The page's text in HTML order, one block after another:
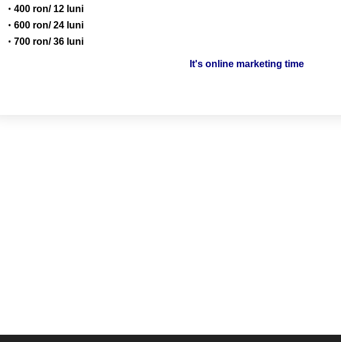
400 ron/ 12 luni
600 ron/ 24 luni
700 ron/ 36 luni
It's online marketing time